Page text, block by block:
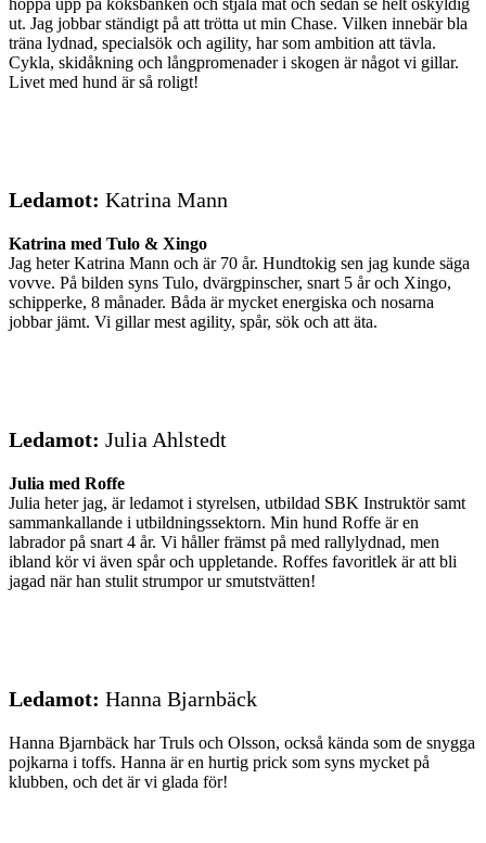
ut. Jag jobbar ständigt på att trötta ut min Chase. Vilken innebär bla
träna lydnad, specialsök och agility, har som ambition att tävla.
Cykla, skidåkning och långpromenader i skogen är något vi gillar.
Livet med hund är så roligt!
Ledamot: Katrina Mann
Katrina med Tulo & Xingo
Jag heter Katrina Mann och är 70 år. Hundtokig sen jag kunde säga
vovve. På bilden syns Tulo, dvärgpinscher, snart 5 år och Xingo,
schipperke, 8 månader. Båda är mycket energiska och nosarna
jobbar jämt. Vi gillar mest agility, spår, sök och att äta.
Ledamot: Julia Ahlstedt
Julia med Roffe
Julia heter jag, är ledamot i styrelsen, utbildad SBK Instruktör samt
sammankallande i utbildningssektorn. Min hund Roffe är en
labrador på snart 4 år. Vi håller främst på med rallylydnad, men
ibland kör vi även spår och uppletande. Roffes favoritlek är att bli
jagad när han stulit strumpor ur smutstvätten!
Ledamot: Hanna Bjarnbäck
Hanna Bjarnbäck har Truls och Olsson, också kända som de snygga
pojkarna i toffs. Hanna är en hurtig prick som syns mycket på
klubben, och det är vi glada för!